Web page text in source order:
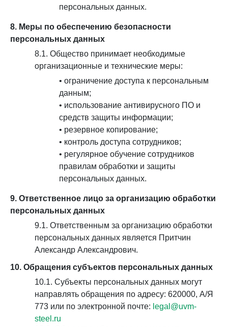
персональных данных.
8. Меры по обеспечению безопасности
персональных данных
8.1. Общество принимает необходимые
организационные и технические меры:
• ограничение доступа к персональным
данным;
• использование антивирусного ПО и
средств защиты информации;
• резервное копирование;
• контроль доступа сотрудников;
• регулярное обучение сотрудников
правилам обработки и защиты
персональных данных.
9. Ответственное лицо за организацию обработки
персональных данных
9.1. Ответственным за организацию обработки
персональных данных является Притчин
Александр Александрович.
10. Обращения субъектов персональных данных
10.1. Субъекты персональных данных могут
направлять обращения по адресу: 620000, А/Я
773 или по электронной почте: legal@uvm-
steel.ru